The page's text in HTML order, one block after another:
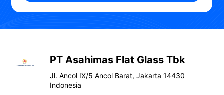
PT Asahimas Flat Glass Tbk
Jl. Ancol IX/5 Ancol Barat, Jakarta 14430
Indonesia